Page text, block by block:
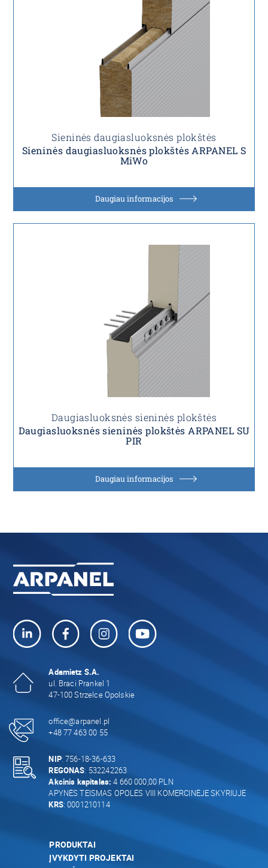
Sieninės daugiasluoksnės plokštės
Sieninės daugiasluoksnės plokštės ARPANEL S
MiWo
Daugiau informacijos
Daugiasluoksnės sieninės plokštės
Daugiasluoksnės sieninės plokštės ARPANEL SU
PIR
Daugiau informacijos
Adamietz S.A.
ul. Braci Prankel 1
47-100 Strzelce Opolskie
office@arpanel.pl
+48 77 463 00 55
NIP: 756-18-36-633
REGONAS: 532242263
Akcinis kapitalas: 4 660 000,00 PLN
APYNĖS TEISMAS OPOLĖS VIII KOMERCINĖJE SKYRIUJE
KRS: 0001210114
PRODUKTAI
ĮVYKDYTI PROJEKTAI